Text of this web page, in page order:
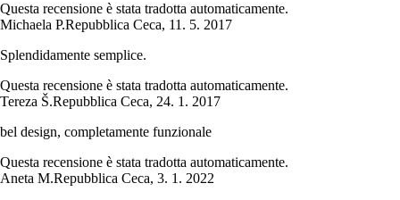
Questa recensione è stata tradotta automaticamente.
Michaela P.Repubblica Ceca, 11. 5. 2017
Splendidamente semplice.
Questa recensione è stata tradotta automaticamente.
Tereza Š.Repubblica Ceca, 24. 1. 2017
bel design, completamente funzionale
Questa recensione è stata tradotta automaticamente.
Aneta M.Repubblica Ceca, 3. 1. 2022